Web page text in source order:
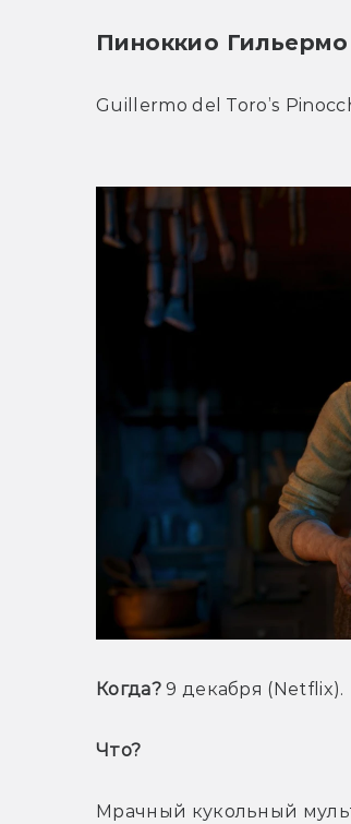
Пиноккио
Guillermo del Toro’s
Когда? 9 декабря (Netflix).
Что?
Мрачный кукольный